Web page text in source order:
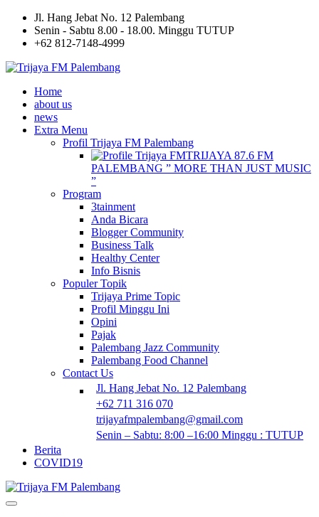
Jl. Hang Jebat No. 12 Palembang
Senin - Sabtu 8.00 - 18.00. Minggu TUTUP
+62 812-7148-4999
Home
about us
news
Extra Menu
Profil Trijaya FM Palembang
TRIJAYA 87.6 FM
PALEMBANG ” MORE THAN JUST MUSIC
”
Program
3tainment
Anda Bicara
Blogger Community
Business Talk
Healthy Center
Info Bisnis
Populer Topik
Trijaya Prime Topic
Profil Minggu Ini
Opini
Pajak
Palembang Jazz Community
Palembang Food Channel
Contact Us
Jl. Hang Jebat No. 12 Palembang
+62 711 316 070
trijayafmpalembang@gmail.com
Senin – Sabtu: 8:00 –16:00 Minggu : TUTUP
Berita
COVID19